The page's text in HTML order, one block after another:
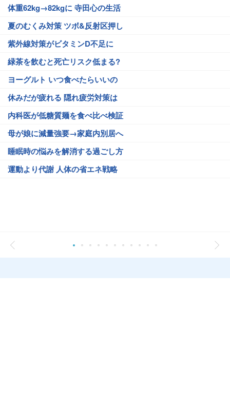
体重62kg→82kgに 寺田心の生活
夏のむくみ対策 ツボ&反射区押し
紫外線対策がビタミンD不足に
緑茶を飲むと死亡リスク低まる?
ヨーグルト いつ食べたらいいの
休みだが疲れる 隠れ疲労対策は
内科医が低糖質麺を食べ比べ検証
母が娘に減量強要→家庭内別居へ
睡眠時の悩みを解消する過ごし方
運動より代謝 人体の省エネ戦略